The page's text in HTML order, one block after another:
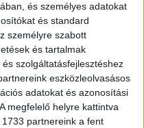
és személyes adatokat
és standard
személyre szabott
és tartalmak
szolgáltatásfejlesztéshez
eszközleolvasásos
adatokat és azonosítási
megfelelő helyre kattintva
partnereink a fent
került a
Fenntarthatósági
hozza a környezettudatos
részt vegyenek bolygónk
oktatási intézményben
helyi eredményeiről.
Iskola
kezdtük, ahol az 5.a, 5.b,
találkoztunk. Az előadások során